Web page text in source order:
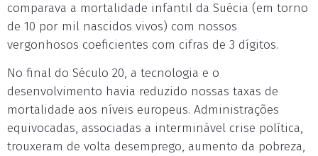
comparava a mortalidade infantil da Suécia (em torno
de 10 por mil nascidos vivos) com nossos
vergonhosos coeficientes com cifras de 3 dígitos.
No final do Século 20, a tecnologia e o
desenvolvimento havia reduzido nossas taxas de
mortalidade aos níveis europeus. Administrações
equivocadas, associadas a interminável crise política,
trouxeram de volta desemprego, aumento da pobreza,